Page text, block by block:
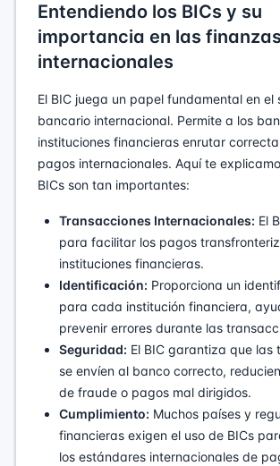
Entendiendo los BICs y su
importancia en las finanzas
internacionales
El BIC juega un papel fundamental en el
bancario internacional. Permite a los
instituciones financieras enrutar
pagos internacionales. Aquí te
BICs son tan importantes:
Transacciones Internacionales: El
para facilitar los pagos
instituciones financieras.
Identificación: Proporciona un
para cada institución financiera,
prevenir errores durante las
Seguridad: El BIC garantiza que las
se envíen al banco correcto,
de fraude o pagos mal dirigidos.
Cumplimiento: Muchos países y
financieras exigen el uso de BICs
los estándares internacionales de